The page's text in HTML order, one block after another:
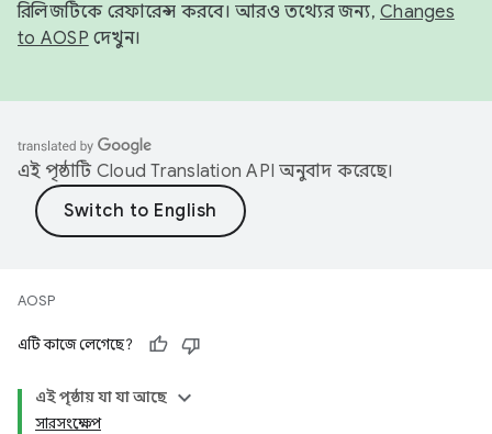
রিলিজটিকে রেফারেন্স করবে। আরও তথ্যের জন্য, Changes
to AOSP দেখুন।
এই পৃষ্ঠাটি Cloud Translation API অনুবাদ করেছে।
AOSP
এটি কাজে লেগেছে?
এই পৃষ্ঠায় যা যা আছে
সারসংক্ষেপ